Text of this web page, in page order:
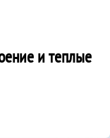
и теплые